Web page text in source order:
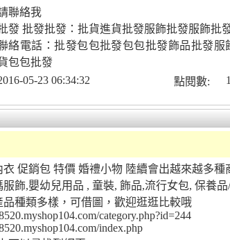
聯絡我
發 批發批發：批貨進貨批發服飾批發服飾批
絡電話：批發包包批發包包批發飾品批發服
包包批發
05-23 06:34:32 點閱數:
促銷包 特價 婚禮小物 陸續會出越來越多種
飾,嬰幼兒用品 , 童裝, 飾品,流行女包, 保養
品種類多樣，可借圖，歡迎逛逛比較哦
category.php?id=244
index.php